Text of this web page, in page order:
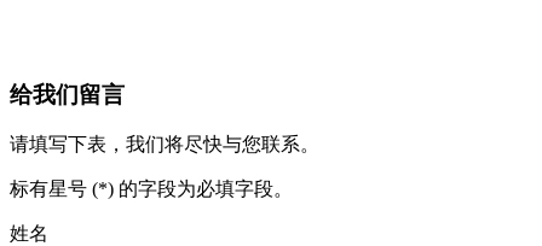
给我们留言
请填写下表，我们将尽快与您联系。
标有星号 (*) 的字段为必填字段。
姓名